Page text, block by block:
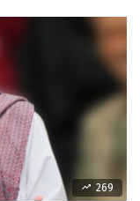
269